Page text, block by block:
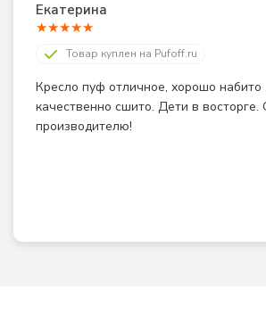
Екатерина
★★★★★
Товар куплен на Pufoff.ru
Кресло пуф отличное, хорошо набито
качественно сшито. Дети в восторге.
производителю!